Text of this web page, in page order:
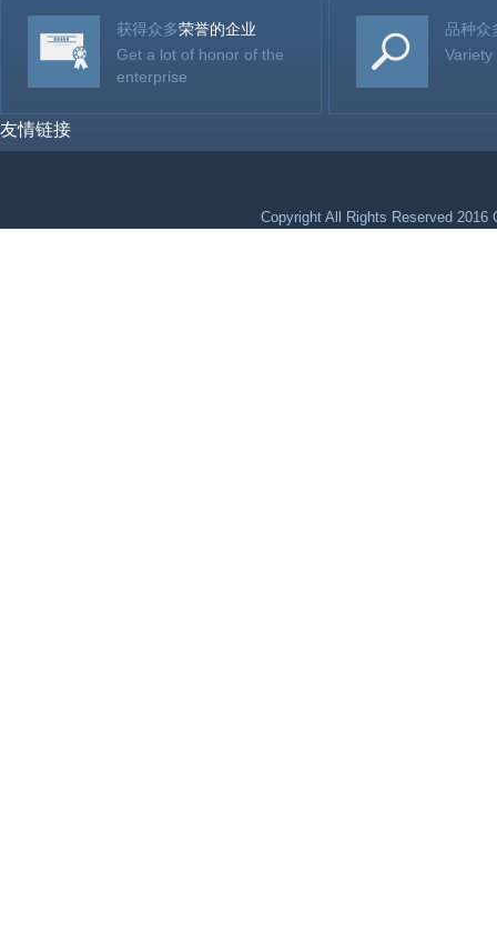
获得众多荣誉的企业
Get a lot of honor of the
enterprise
品种众
友情链接
Copyright All Rights Reserved 2016